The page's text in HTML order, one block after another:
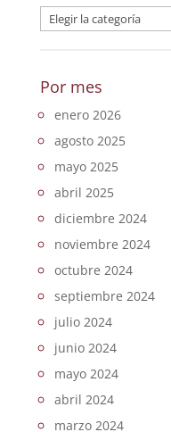
Categorías
Por mes
enero 2026
agosto 2025
mayo 2025
abril 2025
diciembre 2024
noviembre 2024
octubre 2024
septiembre 2024
julio 2024
junio 2024
mayo 2024
abril 2024
marzo 2024